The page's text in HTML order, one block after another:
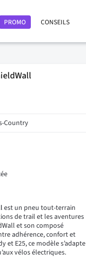
PROMO CONSEILS
Country
est un pneu tout-terrain
de trail et les aventures
et son composé
adhérence, confort et
et E25, ce modèle s’adapte
vélos électriques.